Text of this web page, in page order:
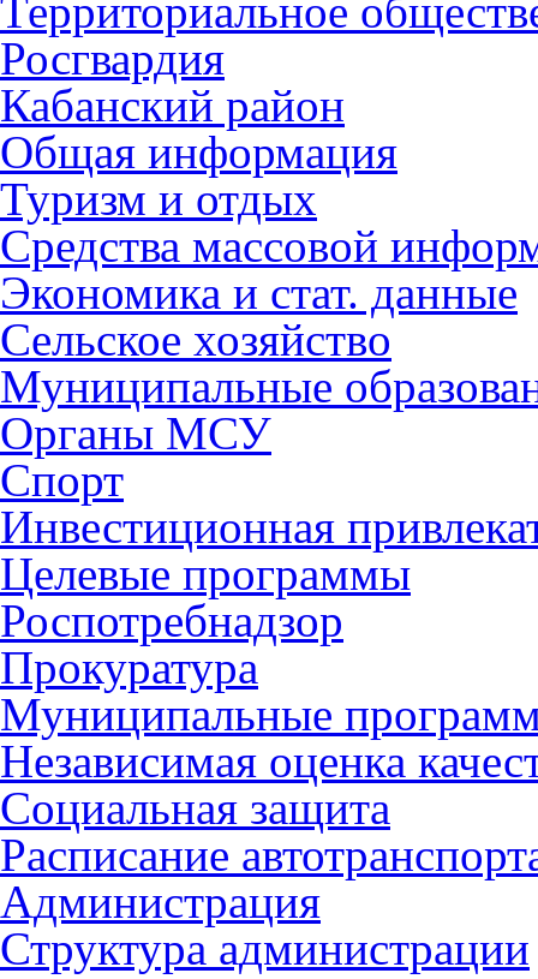
Территориальное
Росгвардия
Кабанский район
Общая информация
Туризм и отдых
Средства массовой
Экономика и стат. данные
Сельское хозяйство
Муниципальные
Органы МСУ
Спорт
Инвестиционная
Целевые программы
Роспотребнадзор
Прокуратура
Муниципальные
Независимая оценка
Социальная защита
Расписание
Администрация
Структура администрации